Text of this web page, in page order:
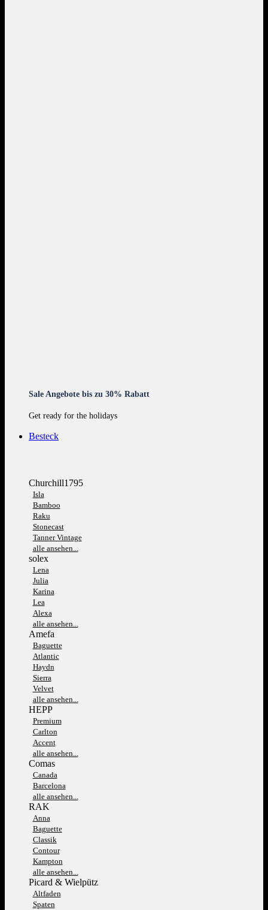
Sale Angebote bis zu 30% Rabatt
Get ready for the holidays
Besteck
Churchill1795
Isla
Bamboo
Raku
Stonecast
Tanner Vintage
alle ansehen...
solex
Lena
Julia
Karina
Lea
Alexa
alle ansehen...
Amefa
Baguette
Atlantic
Haydn
Sierra
Velvet
alle ansehen...
HEPP
Premium
Carlton
Accent
alle ansehen...
Comas
Canada
Barcelona
alle ansehen...
RAK
Anna
Baguette
Classik
Contour
Kampton
alle ansehen...
Picard & Wielpütz
Altfaden
Spaten